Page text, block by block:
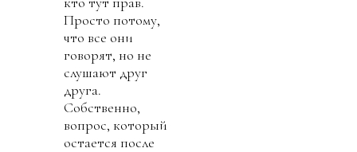
Просто потому,
что все они
говорят, но не
слушают друг
друга.
Собственно,
вопрос, который
остается после